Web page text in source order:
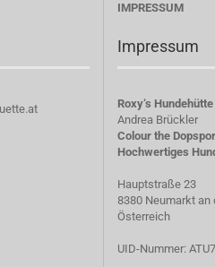
IMPRESSUM
Impressum
Roxy‘s Hundehütte
Andrea Brückler
Colour the
Hochwertiges
Hauptstraße 23
8380 Neumarkt an
Österreich
UID-Nummer: